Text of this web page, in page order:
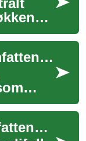
vi
Høreapparater: En omfattende guide til bedre hørsel
Trappeheiser: En Omfattende Guide til Økt Mobilitet i Hjemmet